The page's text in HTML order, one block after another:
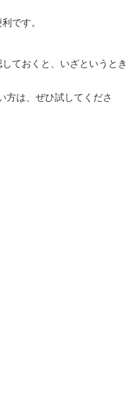
です。
ておくと、いざというとき
方は、ぜひ試してくださ